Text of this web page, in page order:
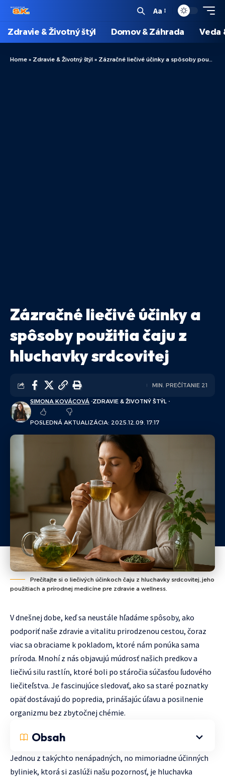
Aa
Zdravie & Životný štýl Domov & Záhrada Veda
Home » Zdravie & Životný štýl » Zázračné liečivé účinky a spôsoby použitia čaju z hluchavky srdcovitej
Zázračné liečivé účinky a
spôsoby použitia čaju z
hluchavky srdcovitej
POSLEDNÁ AKTUALIZÁCIA: 2025.12.09. 17:17
SIMONA KOVÁCOVÁ ZDRAVIE & ŽIVOTNÝ ŠTÝL
MIN. PREČÍTANIE 21
Prečítajte si o liečivých účinkoch čaju z hluchavky srdcovitej, jeho
použitiach a prírodnej medicíne pre zdravie a wellness.
V dnešnej dobe, keď sa neustále hľadáme spôsoby, ako
podporiť naše zdravie a vitalitu prirodzenou cestou, čoraz
viac sa obraciame k pokladom, ktoré nám ponúka sama
príroda. Mnohí z nás objavujú múdrosť našich predkov a
liečivú silu rastlín, ktoré boli po stáročia súčasťou ľudového
liečiteľstva. Je fascinujúce sledovať, ako sa staré poznatky
opäť dostávajú do popredia, prinášajúc úľavu a posilnenie
organizmu bez zbytočnej chémie.
Obsah
Jednou z takýchto nenápadných, no mimoriadne účinných
byliniek, ktorá si zaslúži našu pozornosť, je hluchavka